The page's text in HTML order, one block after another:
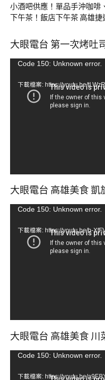
小酒吧供應！單品手沖咖啡
下午茶！飯店下午茶 高雄捷
大眼電台 第一次烤吐
視Code 150: Unknown error.
下載檔案: https://youtu.be/
大眼電台 高雄美食 凱
視Code 150: Unknown error.
下載檔案: https://youtu.be/b-
大眼電台 高雄美食 川
視Code 150: Unknown error.
下載檔案: https://youtu.be/